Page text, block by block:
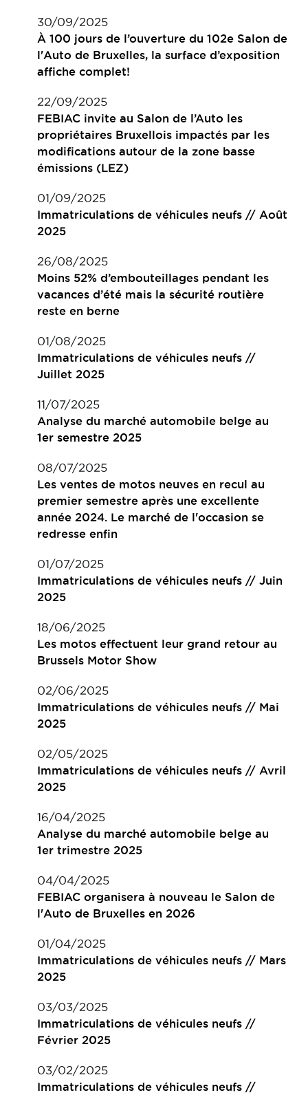
30/09/2025
À 100 jours de l’ouverture du 102e Salon de
l'Auto de Bruxelles, la surface d’exposition
affiche complet!
22/09/2025
FEBIAC invite au Salon de l’Auto les
propriétaires Bruxellois impactés par les
modifications autour de la zone basse
émissions (LEZ)
01/09/2025
Immatriculations de véhicules neufs // Août
2025
26/08/2025
Moins 52% d’embouteillages pendant les
vacances d’été mais la sécurité routière
reste en berne
01/08/2025
Immatriculations de véhicules neufs //
Juillet 2025
11/07/2025
Analyse du marché automobile belge au
1er semestre 2025
08/07/2025
Les ventes de motos neuves en recul au
premier semestre après une excellente
année 2024. Le marché de l'occasion se
redresse enfin
01/07/2025
Immatriculations de véhicules neufs // Juin
2025
18/06/2025
Les motos effectuent leur grand retour au
Brussels Motor Show
02/06/2025
Immatriculations de véhicules neufs // Mai
2025
02/05/2025
Immatriculations de véhicules neufs // Avril
2025
16/04/2025
Analyse du marché automobile belge au
1er trimestre 2025
04/04/2025
FEBIAC organisera à nouveau le Salon de
l'Auto de Bruxelles en 2026
01/04/2025
Immatriculations de véhicules neufs // Mars
2025
03/03/2025
Immatriculations de véhicules neufs //
Février 2025
03/02/2025
Immatriculations de véhicules neufs //